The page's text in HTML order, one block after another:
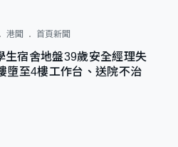
港聞 首頁新聞
生宿舍地盤39歲安全經理失
至4樓工作台、送院不治